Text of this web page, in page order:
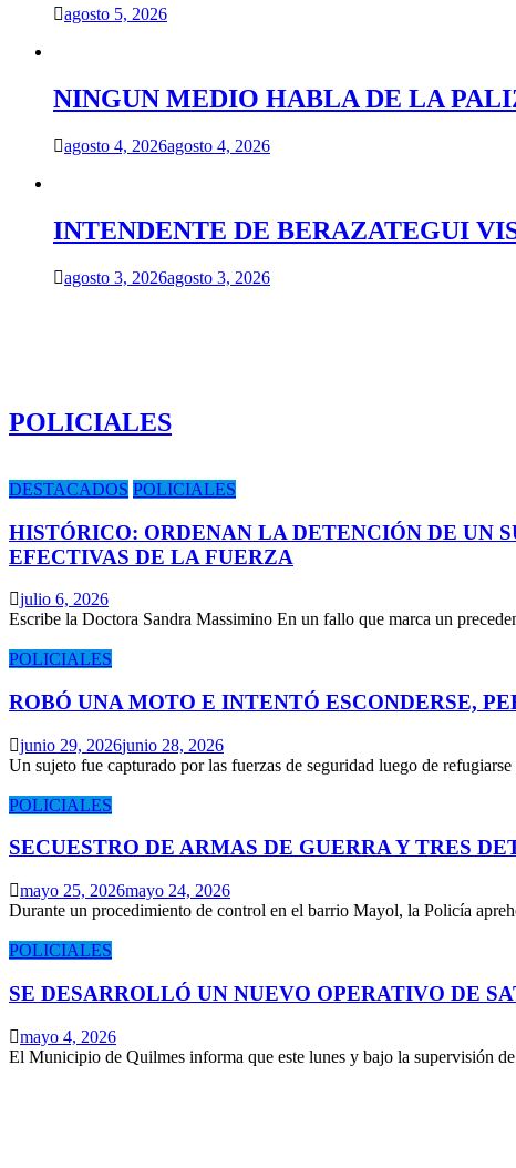
agosto 5, 2026
NINGUN MEDIO HABLA DE LA
agosto 4, 2026agosto 4, 2026
INTENDENTE DE BERAZATEGUI
agosto 3, 2026agosto 3, 2026
POLICIALES
DESTACADOS POLICIALES
HISTÓRICO: ORDENAN LA DETENCIÓN DE UN
EFECTIVAS DE LA FUERZA
julio 6, 2026
Escribe la Doctora Sandra Massimino En un fallo que marca un
POLICIALES
ROBÓ UNA MOTO E INTENTÓ ESCONDERSE,
junio 29, 2026junio 28, 2026
Un sujeto fue capturado por las fuerzas de seguridad luego de
POLICIALES
SECUESTRO DE ARMAS DE GUERRA Y TRES
mayo 25, 2026mayo 24, 2026
Durante un procedimiento de control en el barrio Mayol, la Policía
POLICIALES
SE DESARROLLÓ UN NUEVO OPERATIVO DE
mayo 4, 2026
El Municipio de Quilmes informa que este lunes y bajo la supervisión